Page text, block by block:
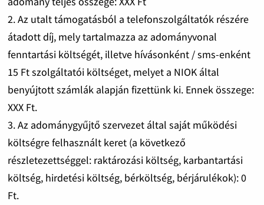
2. Az utalt támogatásból a telefonszolgáltatók részére
átadott díj, mely tartalmazza az adományvonal
fenntartási költségét, illetve hívásonként / sms-enként
15 Ft szolgáltatói költséget, melyet a NIOK által
benyújtott számlák alapján fizettünk ki. Ennek összege:
XXX Ft.
3. Az adománygyűjtő szervezet által saját működési
költségre felhasznált keret (a következő
részletezettséggel: raktározási költség, karbantartási
költség, hirdetési költség, bérköltség, bérjárulékok): 0
Ft.